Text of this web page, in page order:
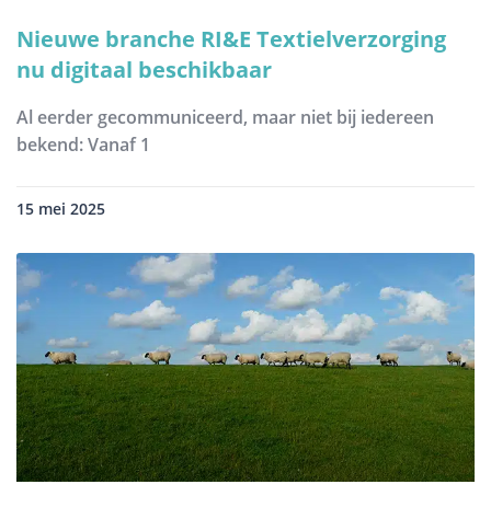
Nieuwe branche RI&E Textielverzorging
nu digitaal beschikbaar
Al eerder gecommuniceerd, maar niet bij iedereen
bekend: Vanaf 1
15 mei 2025